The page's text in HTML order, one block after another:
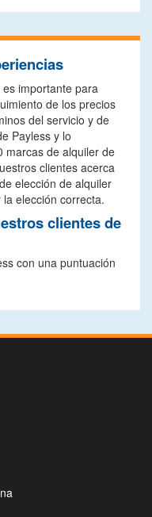
importante para
de los precios
del servicio y de
Payless y lo
marcas de alquiler de
clientes acerca
elección de alquiler
elección correcta.
clientes de
con una puntuación